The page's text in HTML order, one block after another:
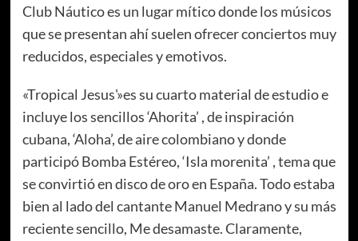
Club Náutico es un lugar mítico donde los músicos
que se presentan ahí suelen ofrecer conciertos muy
reducidos, especiales y emotivos.
«Tropical Jesus'»es su cuarto material de estudio e
incluye los sencillos ‘Ahorita’ , de inspiración
cubana, ‘Aloha’, de aire colombiano y donde
participó Bomba Estéreo, ‘Isla morenita’ , tema que
se convirtió en disco de oro en España. Todo estaba
bien al lado del cantante Manuel Medrano y su más
reciente sencillo, Me desamaste. Claramente,